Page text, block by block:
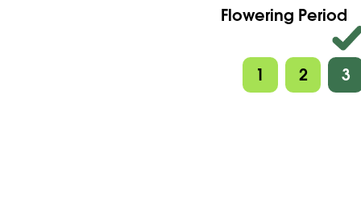
Flowering Period
1 2 3